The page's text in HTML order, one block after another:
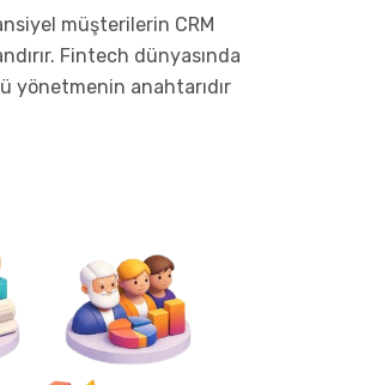
müşterilerin CRM
Fintech dünyasında
yönetmenin anahtarıdır